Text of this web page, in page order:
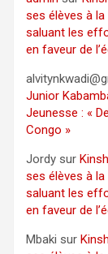
ses élèves à
saluant les
en faveur de
Junior
Jeunesse : «
Congo »
Jordy sur
ses élèves à
saluant les
en faveur de
Mbaki sur